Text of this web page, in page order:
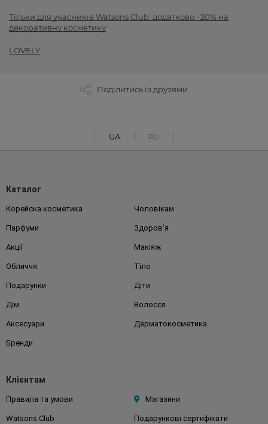
Тільки для учасників Watsons Club: додатково −20% на
декоративну косметику
LOVELY
Поділитись із друзями
UA RU
Каталог
Корейска косметика Чоловікам
Парфуми Здоров'я
Акції Макіяж
Обличчя Тіло
Подарунки Діти
Дім Волосся
Аксесуари Дерматокосметика
Бренди
Клієнтам
Правила та умови Магазини
Watsons Club Подарункові сертифікати